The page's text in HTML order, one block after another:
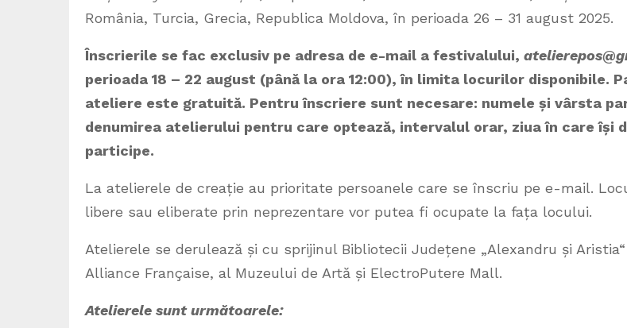
România, Turcia, Grecia, Republica Moldova, în perioada 26 – 31 august 2025.
Înscrierile se fac exclusiv pe adresa de e-mail a festivalului,
perioada 18 – 22 august (până la ora 12:00), în limita locurilor disponibile.
ateliere este gratuită. Pentru înscriere sunt necesare: numele și vârsta
denumirea atelierului pentru care optează, intervalul orar, ziua în care își
participe.
La atelierele de creație au prioritate persoanele care se înscriu pe e-mail.
libere sau eliberate prin neprezentare vor putea fi ocupate la fața locului.
Atelierele se derulează și cu sprijinul Bibliotecii Județene „Alexandru și
Alliance Française, al Muzeului de Artă și ElectroPutere Mall.
Atelierele sunt următoarele: